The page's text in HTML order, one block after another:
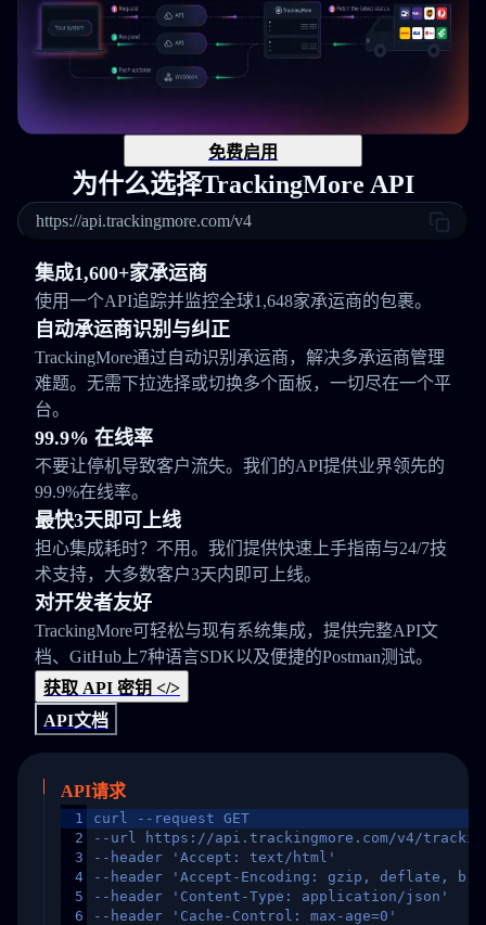
免费启用
为什么选择TrackingMore API
https://api.trackingmore.com/v4
集成1,600+家承运商
使用一个API追踪并监控全球1,648家承运商的包裹。
自动承运商识别与纠正
TrackingMore通过自动识别承运商，解决多承运商管理
难题。无需下拉选择或切换多个面板，一切尽在一个平
台。
99.9% 在线率
不要让停机导致客户流失。我们的API提供业界领先的
99.9%在线率。
最快3天即可上线
担心集成耗时？不用。我们提供快速上手指南与24/7技
术支持，大多数客户3天内即可上线。
对开发者友好
TrackingMore可轻松与现有系统集成，提供完整API文
档、GitHub上7种语言SDK以及便捷的Postman测试。
获取 API 密钥 </>
API文档
API请求
1
2
3
4
5
6
curl --request GET
--url https://api.trackingmore.com/v4/trackings/
--header 'Accept: text/html'
--header 'Accept-Encoding: gzip, deflate,
--header 'Content-Type: application/json'
--header 'Cache-Control: max-age=0'